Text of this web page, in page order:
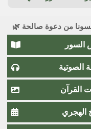
من دعوة صالحة 🌿
السور
الصوتية
القرآن
الهجري